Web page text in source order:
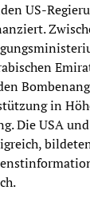
US-
in
Die USA